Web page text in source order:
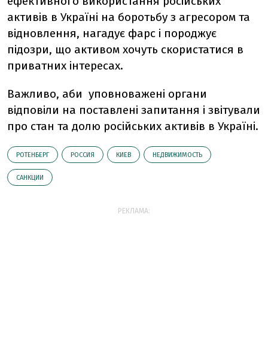
активів в Україні на боротьбу з агресором та
відновлення, нагадує фарс і породжує
підозри, що активом хочуть скористатися в
приватних інтересах.
Важливо, аби уповноважені органи
відповіли на поставлені запитання і звітували
про стан та долю російських активів в Україні.
РОТЕНБЕРГ РОССИЯ КИЕВ НЕДВИЖИМОСТЬ
САНКЦИИ
РЕКЛАМА: